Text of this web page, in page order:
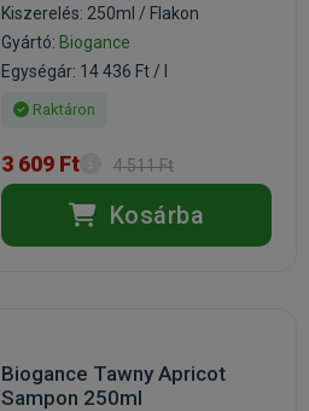
Kiszerelés: 250ml / Flakon
Gyártó: Biogance
Egységár: 14 436 Ft / l
Raktáron
3 609 Ft 4 511 Ft
Kosárba
Biogance Tawny Apricot
Sampon 250ml